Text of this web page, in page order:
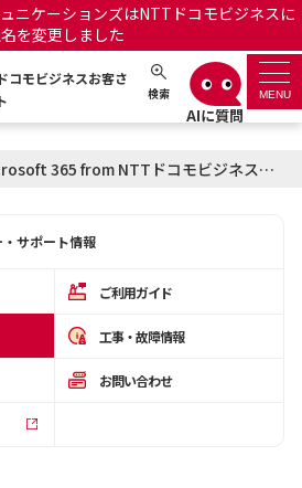
ニケーションズはNTTドコモビジネスに
を変更しました
コモビジネスお客さ
検索 MENU
お客さまサポート 日本語 English
サポートサイトの使い方
ら
工事・故障情報通知サー
サービス名から探す : Microsoft 365 from NTTドコモビジネスに関するよくあるご質問
サポート情報
ご利用ガイド
工事・故障情報
お問い合わせ